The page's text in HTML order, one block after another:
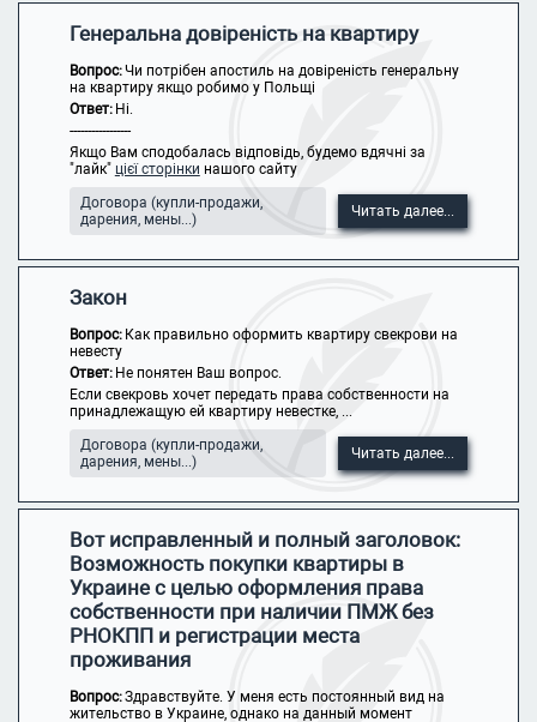
Генеральна довіреність на квартиру
Вопрос:Чи потрібен апостиль на довіреність генеральну
на квартиру якщо робимо у Польщі
Ответ: Ні.
-----------------
Якщо Вам сподобалась відповідь, будемо вдячні за
"лайк" цієї сторінки нашого сайту
Договора (купли-продажи,
дарения, мены...)
Читать далее...
Закон
Вопрос: Как правильно оформить квартиру свекрови на
невесту
Ответ: Не понятен Ваш вопрос.
Если свекровь хочет передать права собственности на
принадлежащую ей квартиру невестке, ...
Договора (купли-продажи,
дарения, мены...)
Читать далее...
Вот исправленный и полный заголовок:
Возможность покупки квартиры в
Украине с целью оформления права
собственности при наличии ПМЖ без
РНОКПП и регистрации места
проживания
Вопрос:Здравствуйте. У меня есть постоянный вид на
жительство в Украине, однако на данный момент